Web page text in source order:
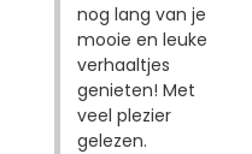
nog lang van je
mooie en leuke
verhaaltjes
genieten! Met
veel plezier
gelezen.